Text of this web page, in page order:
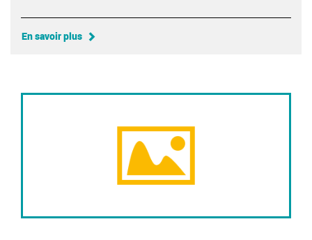
En savoir plus